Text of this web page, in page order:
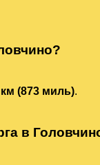
км (873 миль).
в